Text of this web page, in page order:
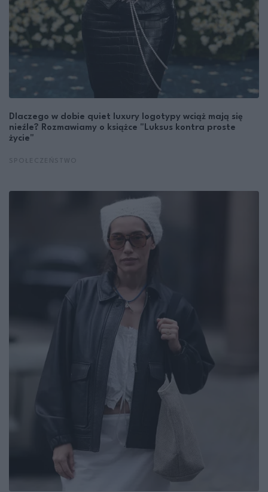
Dlaczego w dobie quiet luxury logotypy wciąż mają się
nieźle? Rozmawiamy o książce "Luksus kontra proste
życie"